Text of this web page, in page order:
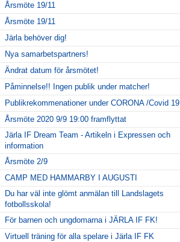
Årsmöte 19/11
Årsmöte 19/11
Järla behöver dig!
Nya samarbetspartners!
Ändrat datum för årsmötet!
Påminnelse!! Ingen publik under matcher!
Publikrekommenationer under CORONA /Covid 19
Årsmöte 2020 9/9 19:00 framflyttat
Järla IF Dream Team - Artikeln i Expressen och
information
Årsmöte 2/9
CAMP MED HAMMARBY I AUGUSTI
Du har väl inte glömt anmälan till Landslagets
fotbollsskola!
För barnen och ungdomarna i JÄRLA IF FK!
Virtuell träning för alla spelare i Järla IF FK